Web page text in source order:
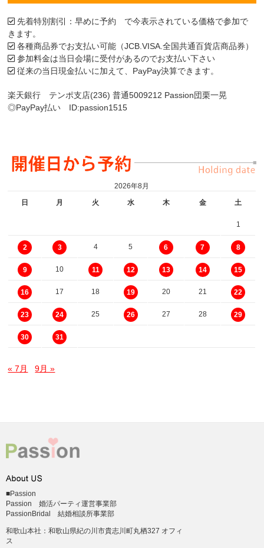
先着特別割引：早めに予約 で今表示されている価格で参加で
きます。
各種商品券でお支払い可能（JCB.VISA.全国共通百貨店商品券）
参加料金は当日会場に受付があるのでお支払い下さい
従来の当日現金払いに加えて、PayPay決算できます。
楽天銀行 テンポ支店(236) 普通5009212 Passion団栗一晃
◎PayPay払い ID:passion1515
2026年8月
日
月 火 水 木 金 土
1
2 3 4 5 6 7 8
9 10 11 12 13 14 15
16 17 18 19 20 21 22
23 24 25 26 27 28 29
30 31
« 7月 9月 »
■Passion
Passion 婚活パーティ運営事業部
PassionBridal 結婚相談所事業部
和歌山本社：和歌山県紀の川市貴志川町丸栖327 オフィ
ス